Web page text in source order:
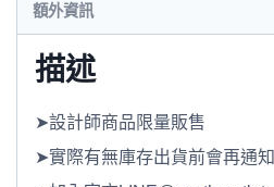
額外資訊
描述
➤設計師商品限量販售
➤實際有無庫存出貨前會再通知